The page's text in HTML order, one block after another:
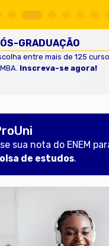
GRADUAÇÃO
entre mais de 125
Inscreva-se agora!
sua nota do ENEM
de estudos.